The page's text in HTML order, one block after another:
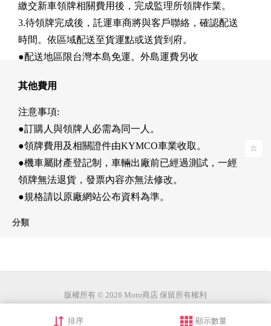
繳交新車領牌相關費用後，完成監理所領牌作業。
3.待領牌完成後，託運車商將與客戶聯絡，確認配送
時間。依區域配送至貨運點或送貨到府。
●配送地區限台灣本島免運。外島運費另收
其他費用
注意事項:
●訂購人與領牌人必需為同一人。
●領牌費用及相關證件由KYMCO車業收取。
●機車屬財產登記制，車輛出廠前已經過測試，一經
領牌無法退貨，發票內容亦無法修改。
●規格請以原廠網站公布資料為準。
分類
版權所有 © 2026 Moto商店 保留所有權利
排序 顯示數量